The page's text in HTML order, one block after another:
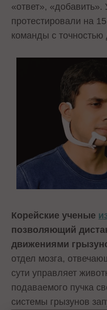
«ответ»,
протестировали на
команды с точностью
Корейские ученые
позволяющий
движениями
отдел мозга,
сути управляет
подаваемого пучка
системы грызунов